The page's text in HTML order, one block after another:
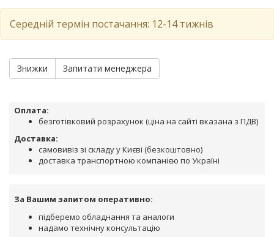
Середній термін постачання: 12-14 тижнів
Знижки Запитати менеджера
Оплата:
безготівковий розрахунок (ціна на сайті вказана з ПДВ)
Доставка:
самовивіз зі складу у Києві (безкоштовно)
доставка транспортною компанією по Україні
За Вашим запитом оперативно:
підберемо обладнання та аналоги
надамо технічну консультацію